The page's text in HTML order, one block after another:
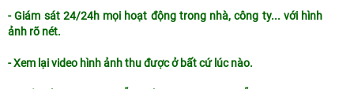
- Giám sát 24/24h mọi hoạt động trong nhà, công ty... với hình
ảnh rõ nét.
- Xem lại video hình ảnh thu được ở bất cứ lúc nào.